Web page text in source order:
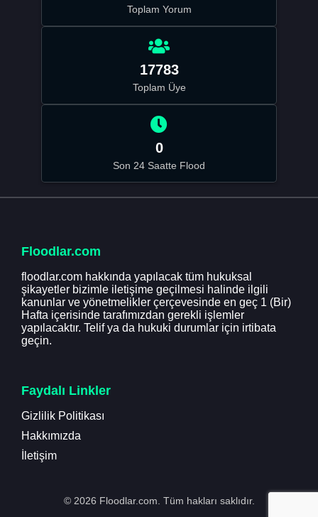
Toplam Yorum
17783
Toplam Üye
0
Son 24 Saatte Flood
Floodlar.com
floodlar.com hakkında yapılacak tüm hukuksal
şikayetler bizimle iletişime geçilmesi halinde ilgili
kanunlar ve yönetmelikler çerçevesinde en geç 1 (Bir)
Hafta içerisinde tarafımızdan gerekli işlemler
yapılacaktır. Telif ya da hukuki durumlar için irtibata
geçin.
Faydalı Linkler
Gizlilik Politikası
Hakkımızda
İletişim
© 2026 Floodlar.com. Tüm hakları saklıdır.